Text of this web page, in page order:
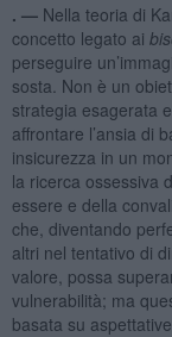
. — Nella teoria di
concetto legato ai
perseguire
sosta. Non è un
strategia esagerata
affrontare l’ansia di
insicurezza in un
la ricerca ossessiva
essere e della
che, diventando
altri nel tentativo di
valore, possa
vulnerabilità; ma
basata su